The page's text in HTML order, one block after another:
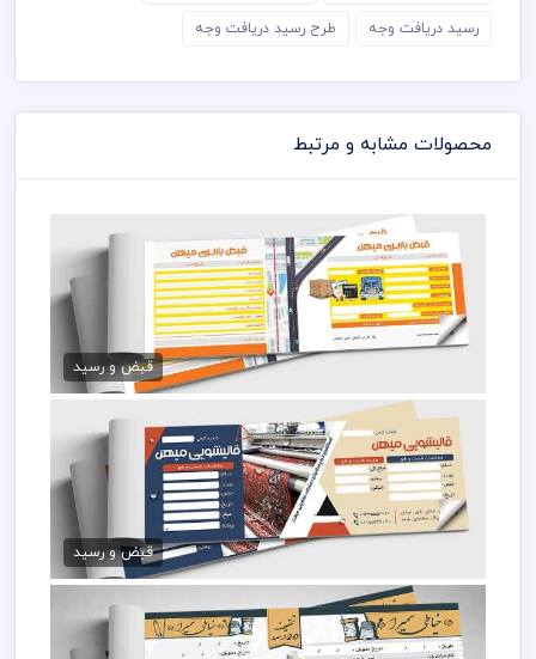
رسید دریافت وجه طرح رسید دریافت وجه
محصولات مشابه و مرتبط
قبض لایه باز باربری
79,000 تومان
قبض و رسید
طرح آماده قبض قالیشویی
79,000 تومان
قبض و رسید